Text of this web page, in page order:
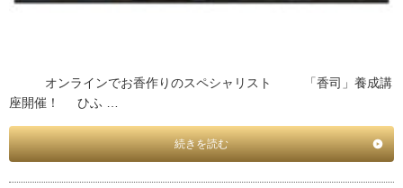
オンラインでお香作りのスペシャリスト 「香司」養成講
座開催！ ひふ …
続きを読む